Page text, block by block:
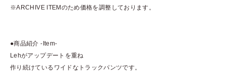
※ARCHIVE ITEMのため価格を調整しております。
●商品紹介 -Item-
Lehがアップデートを重ね
作り続けているワイドなトラックパンツです。